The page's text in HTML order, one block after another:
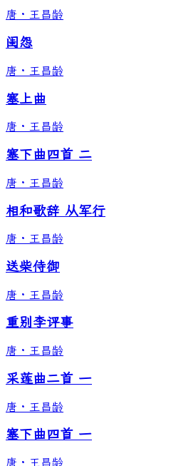
唐 · 王昌龄
闺怨
唐 · 王昌龄
塞上曲
唐 · 王昌龄
塞下曲四首 二
唐 · 王昌龄
相和歌辞 从军行
唐 · 王昌龄
送柴侍御
唐 · 王昌龄
重别李评事
唐 · 王昌龄
采莲曲二首 一
唐 · 王昌龄
塞下曲四首 一
唐 · 王昌龄